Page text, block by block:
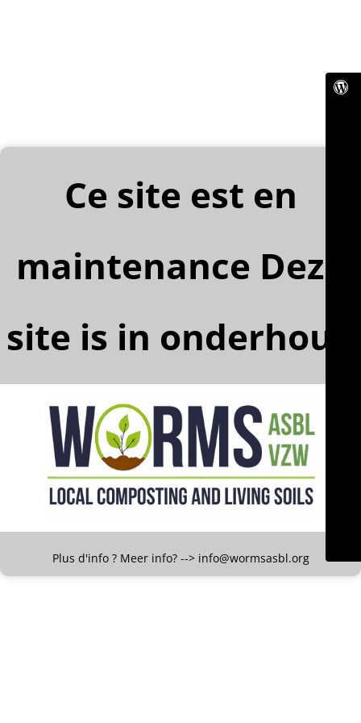
Ce site est en
maintenance Deze
site is in onderhoud
Plus d'info ? Meer info? --> info@wormsasbl.org